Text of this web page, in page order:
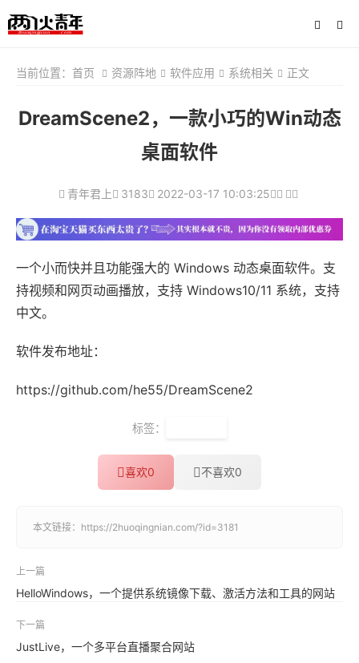
当前位置： 首页 资源阵地 软件应用 系统相关 正文
DreamScene2，一款小巧的Win动态
桌面软件
青年君上 3183 2022-03-17 10:03:25
一个小而快并且功能强大的 Windows 动态桌面软件。支
持视频和网页动画播放，支持 Windows10/11 系统，支持
中文。
软件发布地址：
https://github.com/he55/DreamScene2
标签：
喜欢0 不喜欢0
本文链接： https://2huoqingnian.com/?id=3181
上一篇
HelloWindows，一个提供系统镜像下载、激活方法和工具的网站
下一篇
JustLive，一个多平台直播聚合网站